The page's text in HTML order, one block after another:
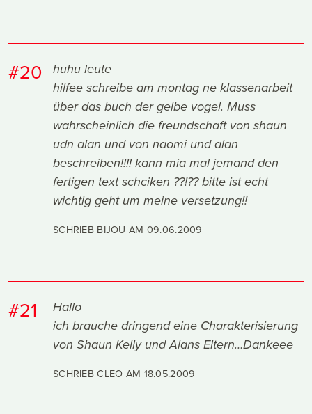
#20
huhu leute
hilfee schreibe am montag ne klassenarbeit
über das buch der gelbe vogel. Muss
wahrscheinlich die freundschaft von shaun
udn alan und von naomi und alan
beschreiben!!!! kann mia mal jemand den
fertigen text schciken ??!?? bitte ist echt
wichtig geht um meine versetzung!!
SCHRIEB BIJOU AM 09.06.2009
#21
Hallo
ich brauche dringend eine Charakterisierung
von Shaun Kelly und Alans Eltern…Dankeee
SCHRIEB CLEO AM 18.05.2009